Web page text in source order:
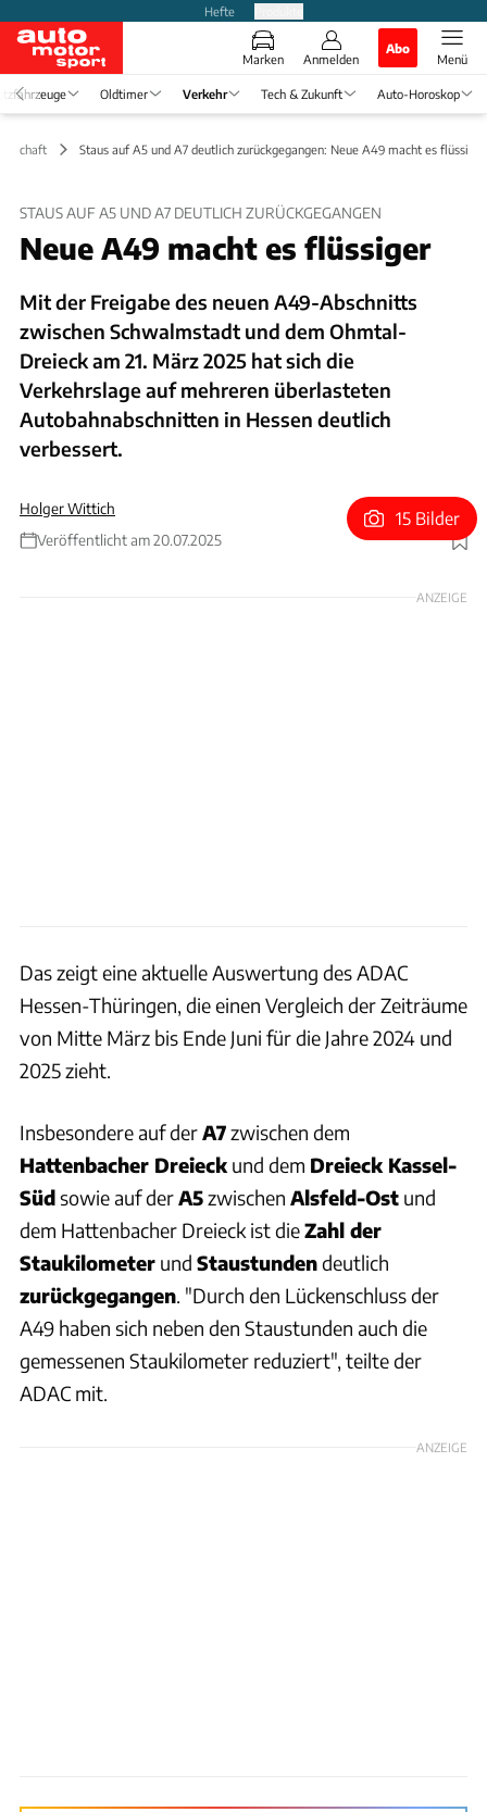
Hefte
Marken Anmelden
Abo
Menü
Oldtimer Verkehr Tech & Zukunft Auto-Horoskop
Staus auf A5 und A7 deutlich zurückgegangen: Neue A49 macht es flüssiger
STAUS AUF A5 UND A7 DEUTLICH ZURÜCKGEGANGEN
Neue A49 macht es flüssiger
Mit der Freigabe des neuen A49-Abschnitts
zwischen Schwalmstadt und dem Ohmtal-
Dreieck am 21. März 2025 hat sich die
Verkehrslage auf mehreren überlasteten
Autobahnabschnitten in Hessen deutlich
verbessert.
Holger Wittich
Veröffentlicht am 20.07.2025
Foto: dpa Picture Alliance
15 Bilder
ANZEIGE
Das zeigt eine aktuelle Auswertung des ADAC
Hessen-Thüringen, die einen Vergleich der Zeiträume
von Mitte März bis Ende Juni für die Jahre 2024 und
2025 zieht.
Insbesondere auf derA7zwischen dem
Hattenbacher Dreieck und dem Dreieck Kassel-
Südsowie auf derA5zwischen Alsfeld-Ost und
dem Hattenbacher Dreieck ist dieZahl der
Staukilometer und Staustundendeutlich
zurückgegangen. "Durch den Lückenschluss der
A49 haben sich neben den Staustunden auch die
gemessenen Staukilometer reduziert", teilte der
ADAC mit.
ANZEIGE